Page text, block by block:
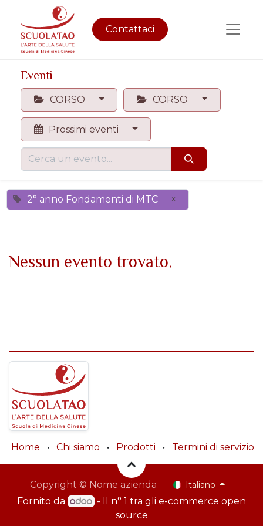
Contattaci
Eventi
CORSO CORSO
Prossimi eventi
2° anno Fondamenti di MTC ×
Nessun evento trovato.
Home • Chi siamo • Prodotti • Termini di servizio
Copyright © Nome azienda Italiano
Fornito da - Il n° 1 tra glie-commerce open
source